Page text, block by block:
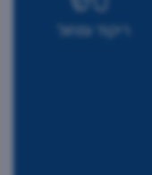
ריקוד ומחול